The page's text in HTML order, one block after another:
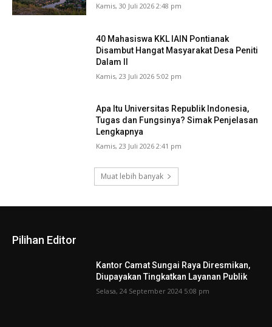
Kamis, 30 Juli 2026 2:48 pm
40 Mahasiswa KKL IAIN Pontianak
Disambut Hangat Masyarakat Desa Peniti
Dalam II
Kamis, 23 Juli 2026 5:02 pm
Apa Itu Universitas Republik Indonesia,
Tugas dan Fungsinya? Simak Penjelasan
Lengkapnya
Kamis, 23 Juli 2026 2:41 pm
Muat lebih banyak
Pilihan Editor
Kantor Camat Sungai Raya Diresmikan,
Diupayakan Tingkatkan Layanan Publik
Selasa, 24 September 2024 5:08 pm